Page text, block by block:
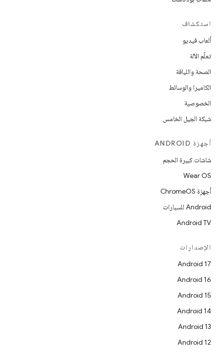
استكشاف
ألعاب فيديو
تعلُم الآلة
الصحة واللياقة
الكاميرا والوسائط
الخصوصية
شبكة الجيل الخامس
أجهزة ANDROID
شاشات كبيرة الحجم
Wear OS
أجهزة ChromeOS
Android للسيارات
Android TV
الإصدارات
Android 17
Android 16
Android 15
Android 14
Android 13
Android 12